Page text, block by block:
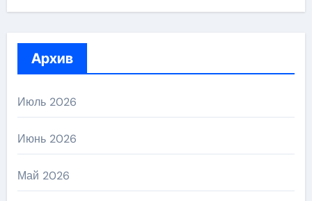
Архив
Июль 2026
Июнь 2026
Май 2026